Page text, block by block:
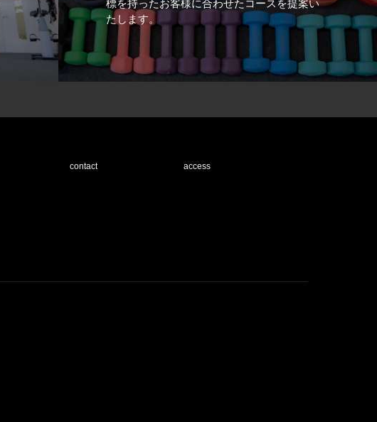
標を持ったお客様に合わせたコースを提案い
たします。
contact access